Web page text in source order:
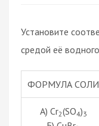
Установите
средой её
ФОРМУЛА СОЛИ
А) Cr2(SO4)3